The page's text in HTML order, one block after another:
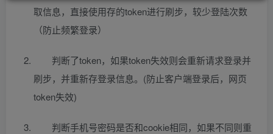
取信息，直接使用存的token进行刷步，较少登陆次数
（防止频繁登录）
判断了token，如果token失效则会重新请求登录并
刷步，并重新存登录信息。(防止客户端登录后，网页
token失效)
判断手机号密码是否和cookie相同，如果不同则重